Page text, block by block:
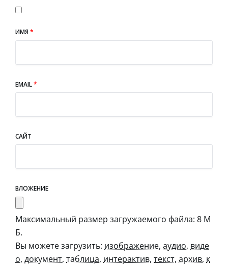
ИМЯ*
EMAIL*
САЙТ
ВЛОЖЕНИЕ
Максимальный размер загружаемого файла: 8 М
Б.
Вы можете загрузить: изображение, аудио, виде
о, документ, таблица, интерактив, текст, архив, к